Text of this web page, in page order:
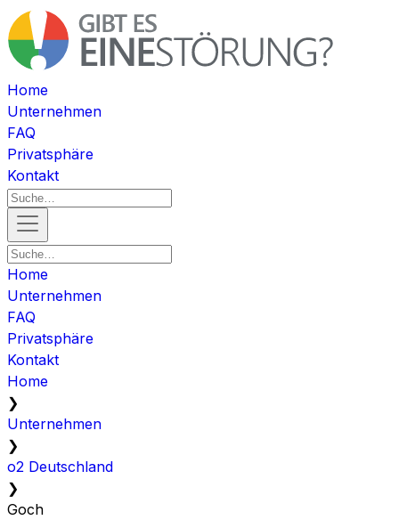
Home
Unternehmen
FAQ
Privatsphäre
Kontakt
Home
Unternehmen
FAQ
Privatsphäre
Kontakt
Home
❯
Unternehmen
❯
o2 Deutschland
❯
Goch